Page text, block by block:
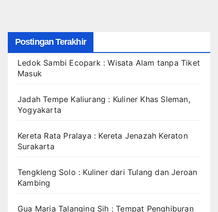
Postingan Terakhir
Ledok Sambi Ecopark : Wisata Alam tanpa Tiket
Masuk
Jadah Tempe Kaliurang : Kuliner Khas Sleman,
Yogyakarta
Kereta Rata Pralaya : Kereta Jenazah Keraton
Surakarta
Tengkleng Solo : Kuliner dari Tulang dan Jeroan
Kambing
Gua Maria Talanging Sih : Tempat Penghiburan